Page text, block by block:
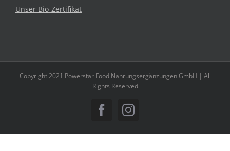
Unser Bio-Zertifikat
Copyright 2021 Powerstar Food Nahrungsergänzungen GmbH | All
Rights Reserved
FacebookInstagram